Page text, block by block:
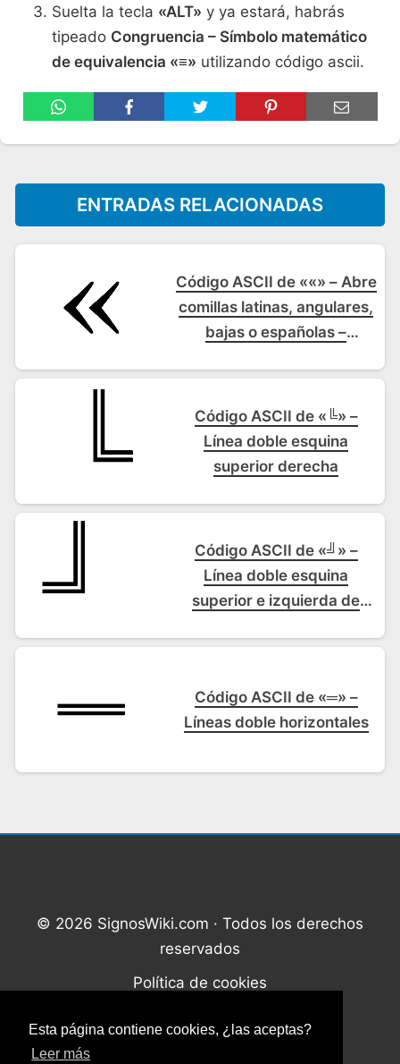
Esta página contiene cookies, ¿las aceptas?
Leer más
Suelta la tecla «ALT» y ya estará, habrás
tipeado Congruencia – Símbolo matemático
de equivalencia «≡» utilizando código ascii.
ENTRADAS RELACIONADAS
Código ASCII de ««» – Abre
comillas latinas, angulares,
bajas o españolas –
apertura
Código ASCII de «╚» –
Línea doble esquina
superior derecha
Código ASCII de «╝» –
Línea doble esquina
superior e izquierda de
Código ASCII de «═» –
Líneas doble horizontales
© 2026 SignosWiki.com · Todos los derechos
reservados
Política de cookies